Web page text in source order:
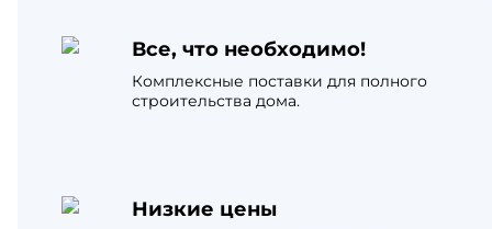
Все, что необходимо!
Комплексные поставки для полного
строительства дома.
Низкие цены